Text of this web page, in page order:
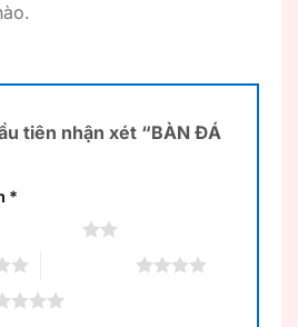
tiên nhận xét “BÀN ĐÁ
*